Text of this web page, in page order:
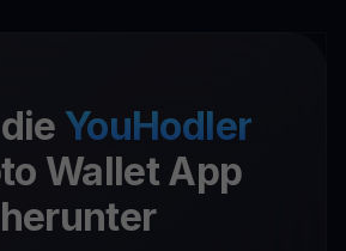
YouHodler
Wallet App
herunter